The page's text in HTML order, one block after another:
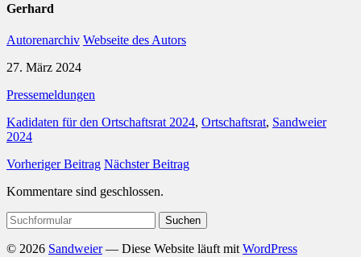
Gerhard
Autorenarchiv Webseite des Autors
27. März 2024
Pressemeldungen
Kadidaten für den Ortschaftsrat 2024, Ortschaftsrat, Sandweier
2024
Vorheriger Beitrag Nächster Beitrag
Kommentare sind geschlossen.
Suchen
nach:
© 2026 Sandweier— Diese Website läuft mit WordPress